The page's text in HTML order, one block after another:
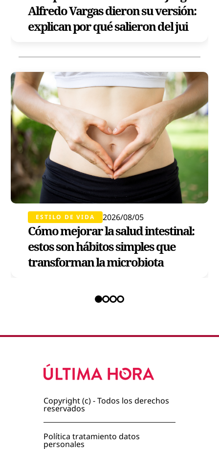
Alfredo Vargas dieron su versión:
explican por qué salieron del jui
ESTILO DE VIDA 2026/08/05
Cómo mejorar la salud intestinal:
estos son hábitos simples que
transforman la microbiota
Copyright (c) - Todos los derechos
reservados
Política tratamiento datos
personales